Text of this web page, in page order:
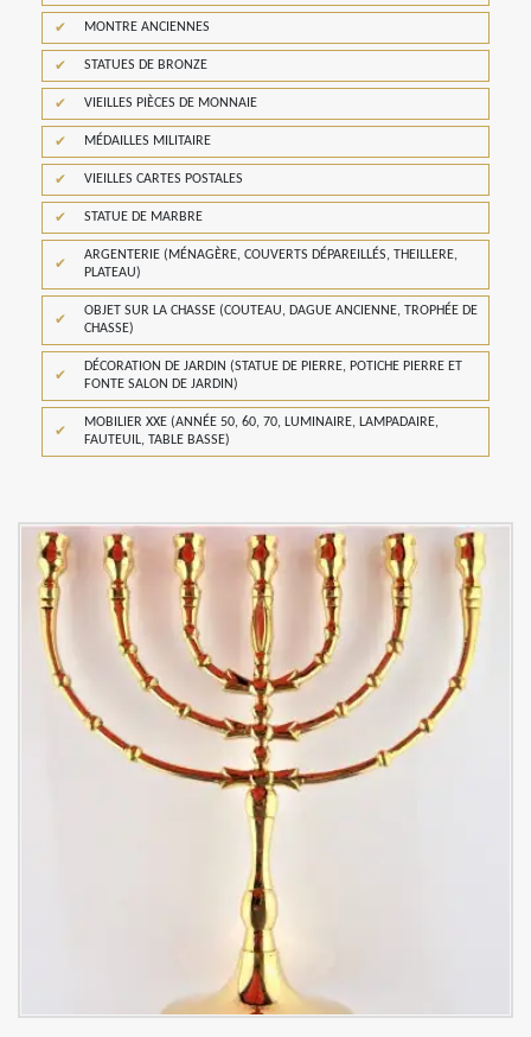
MONTRE ANCIENNES
STATUES DE BRONZE
VIEILLES PIÈCES DE MONNAIE
MÉDAILLES MILITAIRE
VIEILLES CARTES POSTALES
STATUE DE MARBRE
ARGENTERIE (MÉNAGÈRE, COUVERTS DÉPAREILLÉS, THEILLERE,
PLATEAU)
OBJET SUR LA CHASSE (COUTEAU, DAGUE ANCIENNE, TROPHÉE DE
CHASSE)
DÉCORATION DE JARDIN (STATUE DE PIERRE, POTICHE PIERRE ET
FONTE SALON DE JARDIN)
MOBILIER XXE (ANNÉE 50, 60, 70, LUMINAIRE, LAMPADAIRE,
FAUTEUIL, TABLE BASSE)